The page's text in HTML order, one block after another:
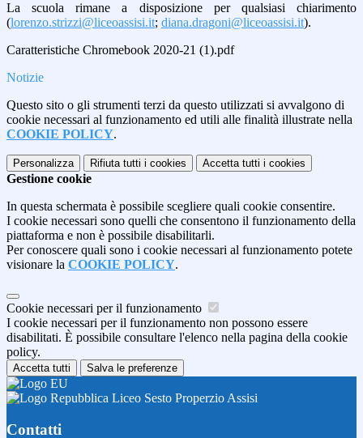
La scuola rimane a disposizione per qualsiasi chiarimento
(lorenzo.strizzi@liceoassisi.it; diana.dragoni@liceoassisi.it).
Caratteristiche Chromebook 2020-21 (1).pdf
Notizie
Questo sito o gli strumenti terzi da questo utilizzati si avvalgono di
cookie necessari al funzionamento ed utili alle finalità illustrate nella
COOKIE POLICY.
Personalizza Rifiuta tutti i cookies Accetta tutti i cookies
Gestione cookie
In questa schermata è possibile scegliere quali cookie consentire.
I cookie necessari sono quelli che consentono il funzionamento della
piattaforma e non è possibile disabilitarli.
Per conoscere quali sono i cookie necessari al funzionamento potete
visionare la COOKIE POLICY.
Cookie necessari per il funzionamento
I cookie necessari per il funzionamento non possono essere
disabilitati. È possibile consultare l'elenco nella pagina della cookie
policy.
Accetta tutti Salva le preferenze
Liceo Sesto Properzio Assisi
Contatti